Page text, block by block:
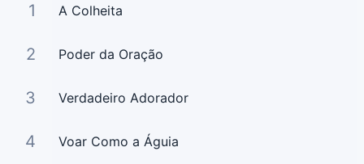
1 A Colheita
2 Poder da Oração
3 Verdadeiro Adorador
4 Voar Como a Águia